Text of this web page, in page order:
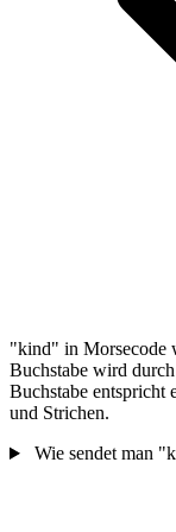
"kind" in Morsecode
Buchstabe wird
Buchstabe entspricht
und Strichen.
Wie sendet man